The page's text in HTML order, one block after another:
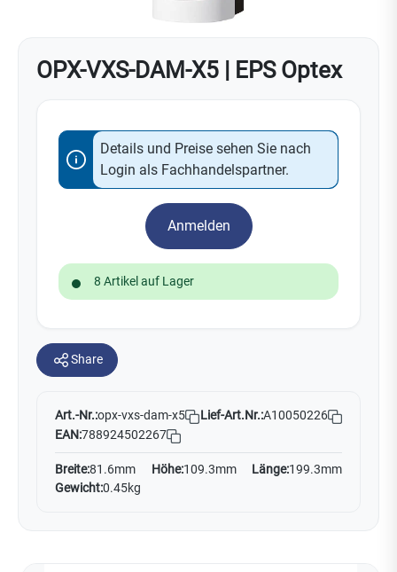
OPX-VXS-DAM-X5 | EPS Optex
Details und Preise sehen Sie nach
Login als Fachhandelspartner.
Anmelden
8 Artikel auf Lager
Share
Art.-Nr.:opx-vxs-dam-x5 Lief-Art.Nr.:A10050226
EAN:788924502267
Breite:81.6mm Höhe:109.3mm Länge:199.3mm
Gewicht:0.45kg